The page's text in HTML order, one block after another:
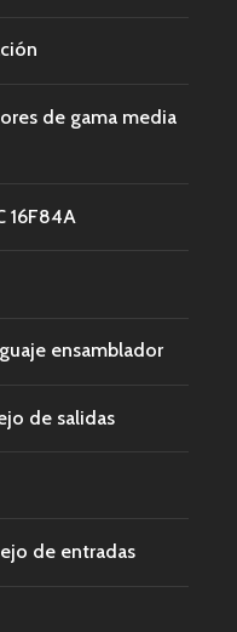
de gama media
16F84A
ensamblador
de salidas
de entradas